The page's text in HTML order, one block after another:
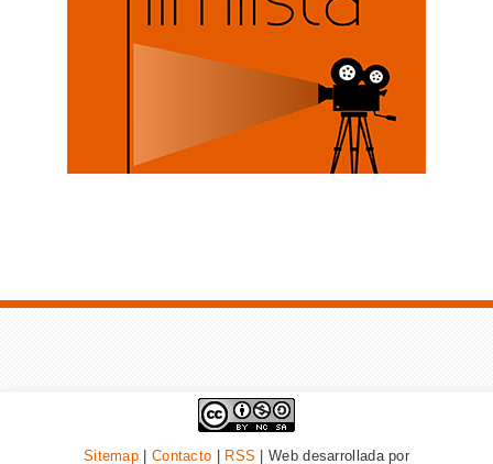
Sitemap Contacto RSS | Web desarrollada por